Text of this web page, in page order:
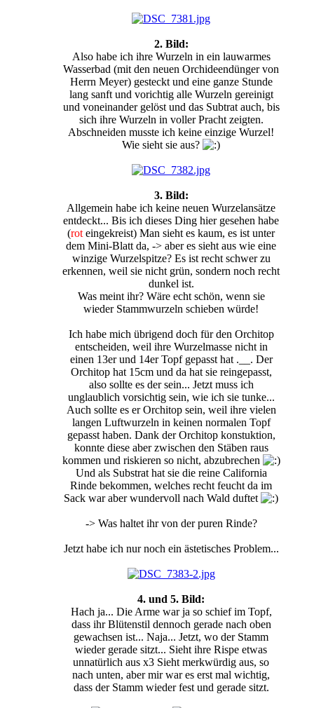
2. Bild:
Also habe ich ihre Wurzeln in ein lauwarmes
Wasserbad (mit den neuen Orchideendünger von
Herrn Meyer) gesteckt und eine ganze Stunde
lang sanft und vorichtig alle Wurzeln gereinigt
und voneinander gelöst und das Subtrat auch, bis
sich ihre Wurzeln in voller Pracht zeigten.
Abschneiden musste ich keine einzige Wurzel!
Wie sieht sie aus?
3. Bild:
Allgemein habe ich keine neuen Wurzelansätze
entdeckt... Bis ich dieses Ding hier gesehen habe
(rot eingekreist) Man sieht es kaum, es ist unter
dem Mini-Blatt da, -> aber es sieht aus wie eine
winzige Wurzelspitze? Es ist recht schwer zu
erkennen, weil sie nicht grün, sondern noch recht
dunkel ist.
Was meint ihr? Wäre echt schön, wenn sie
wieder Stammwurzeln schieben würde!
Ich habe mich übrigend doch für den Orchitop
entscheiden, weil ihre Wurzelmasse nicht in
einen 13er und 14er Topf gepasst hat .__. Der
Orchitop hat 15cm und da hat sie reingepasst,
also sollte es der sein... Jetzt muss ich
unglaublich vorsichtig sein, wie ich sie tunke...
Auch sollte es er Orchitop sein, weil ihre vielen
langen Luftwurzeln in keinen normalen Topf
gepasst haben. Dank der Orchitop konstuktion,
konnte diese aber zwischen den Stäben raus
kommen und riskieren so nicht, abzubrechen
Und als Substrat hat sie die reine California
Rinde bekommen, welches recht feucht da im
Sack war aber wundervoll nach Wald duftet
-> Was haltet ihr von der puren Rinde?
Jetzt habe ich nur noch ein ästetisches Problem...
4. und 5. Bild:
Hach ja... Die Arme war ja so schief im Topf,
dass ihr Blütenstil dennoch gerade nach oben
gewachsen ist... Naja... Jetzt, wo der Stamm
wieder gerade sitzt... Sieht ihre Rispe etwas
unnatürlich aus x3 Sieht merkwürdig aus, so
nach unten, aber mir war es erst mal wichtig,
dass der Stamm wieder fest und gerade sitzt.